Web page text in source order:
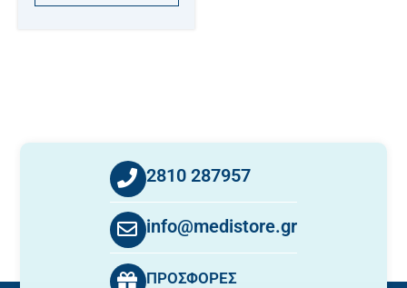
2810 287957
info@medistore.gr
ΠΡΟΣΦΟΡΕΣ